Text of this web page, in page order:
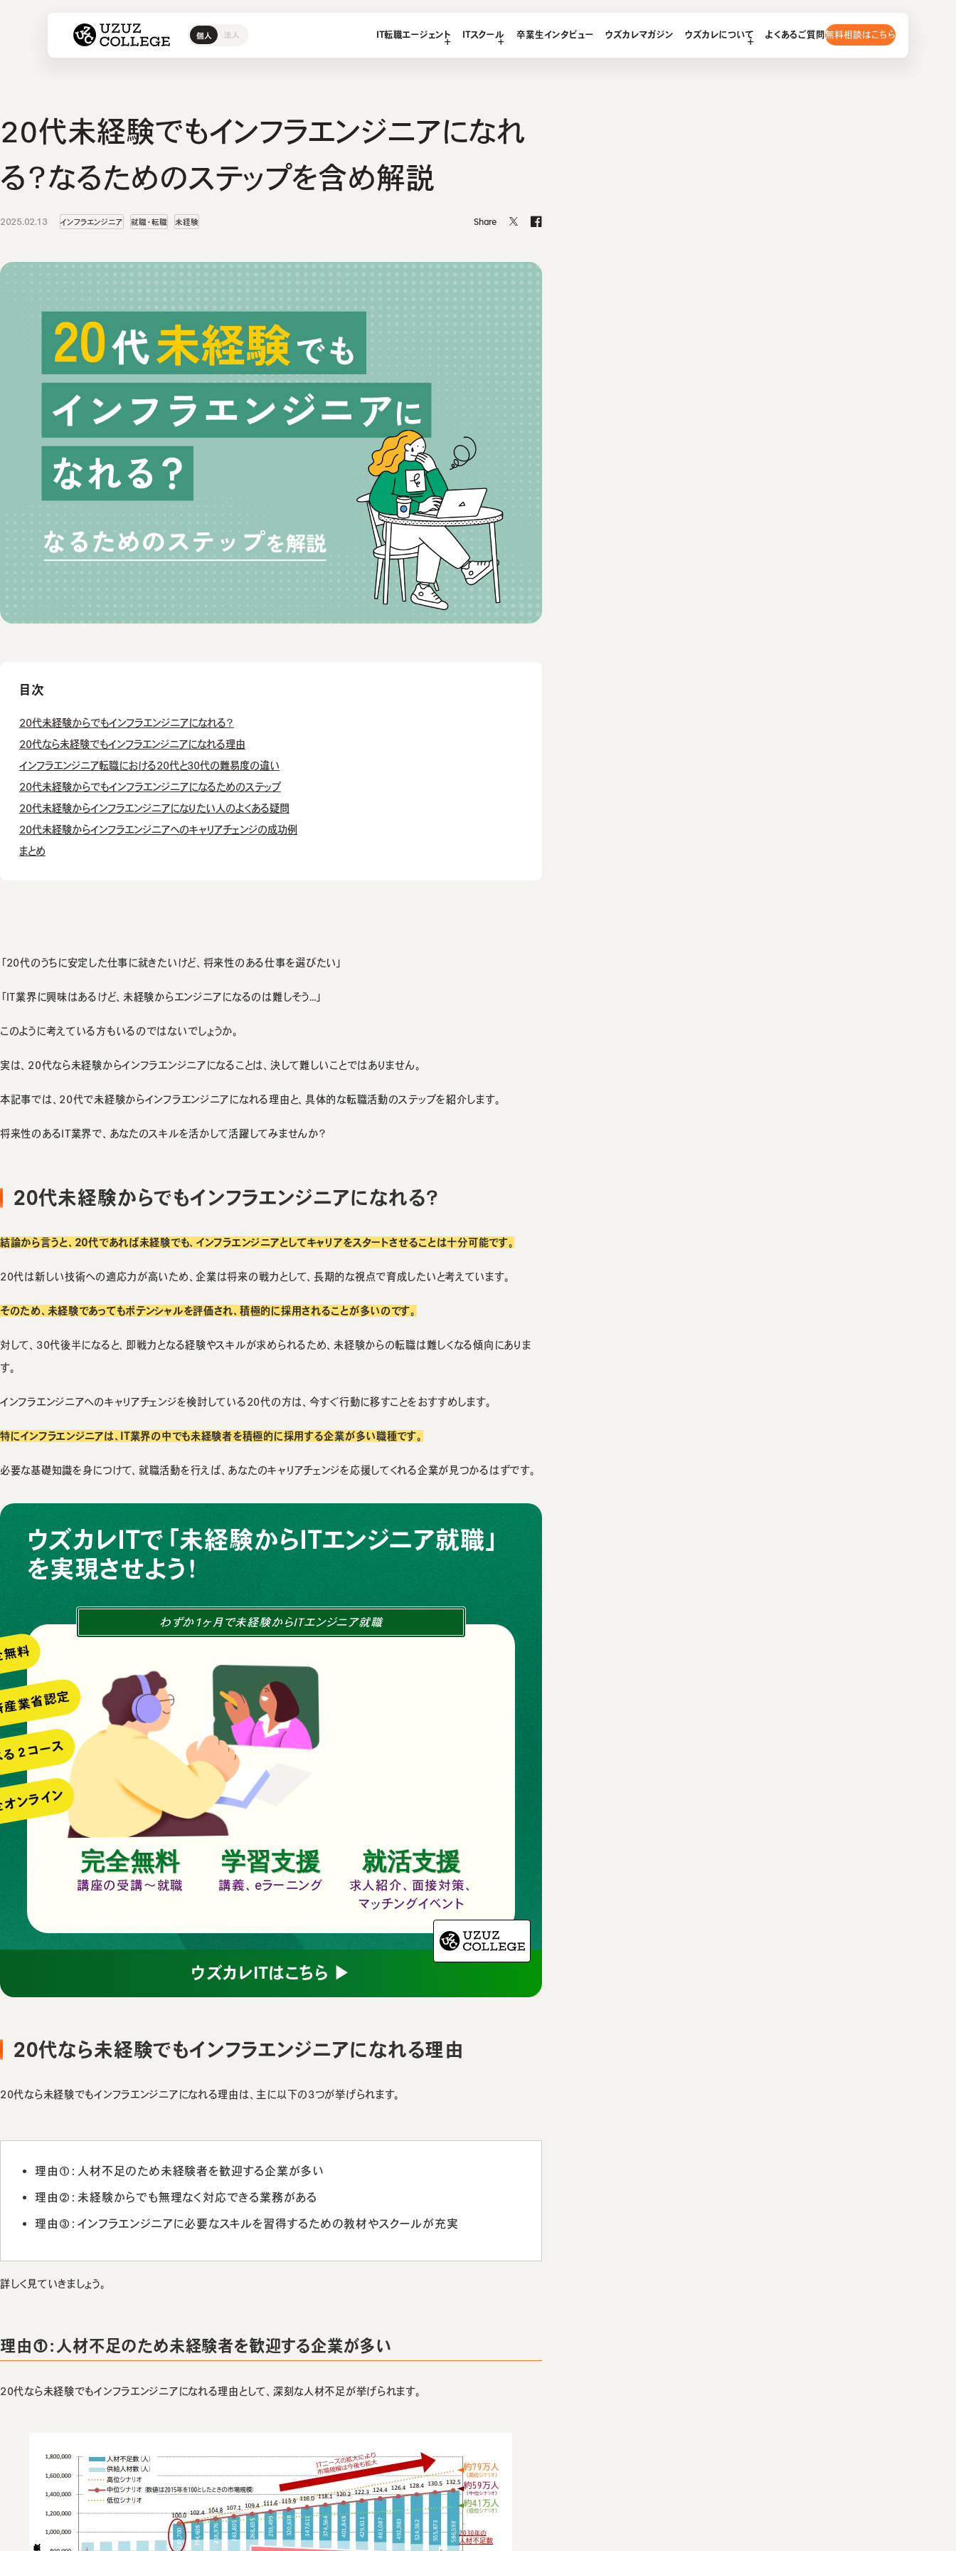
ウズウズカレッジ UZUZ COLLEGE
個人 法人 IT転職エージェント ITスクール 卒業生インタビュー ウズカレマガジン ウズカレについて よくあるご質問 無料相談はこちら
AWSコース
Javaコース
教材コンテンツ
20代未経験でもインフラエンジニアになれ
る？なるためのステップを含め解説
2025.02.13 インフラエンジニア 就職・転職 未経験 Share
目次
20代未経験からでもインフラエンジニアになれる？
20代なら未経験でもインフラエンジニアになれる理由
インフラエンジニア転職における20代と30代の難易度の違い
20代未経験からでもインフラエンジニアになるためのステップ
20代未経験からインフラエンジニアになりたい人のよくある疑問
20代未経験からインフラエンジニアへのキャリアチェンジの成功例
まとめ
「20代のうちに安定した仕事に就きたいけど、将来性のある仕事を選びたい」
「IT業界に興味はあるけど、未経験からエンジニアになるのは難しそう…」
このように考えている方もいるのではないでしょうか。
実は、20代なら未経験からインフラエンジニアになることは、決して難しいことではありません。
本記事では、20代で未経験からインフラエンジニアになれる理由と、具体的な転職活動のステップを紹介します。
将来性のあるIT業界で、あなたのスキルを活かして活躍してみませんか？
20代未経験からでもインフラエンジニアになれる？
結論から言うと、20代であれば未経験でも、インフラエンジニアとしてキャリアをスタートさせることは十分可能です。
20代は新しい技術への適応力が高いため、企業は将来の戦力として、長期的な視点で育成したいと考えています。
そのため、未経験であってもポテンシャルを評価され、積極的に採用されることが多いのです。
対して、30代後半になると、即戦力となる経験やスキルが求められるため、未経験からの転職は難しくなる傾向にありま
す。
インフラエンジニアへのキャリアチェンジを検討している20代の方は、今すぐ行動に移すことをおすすめします。
特にインフラエンジニアは、IT業界の中でも未経験者を積極的に採用する企業が多い職種です。
必要な基礎知識を身につけて、就職活動を行えば、あなたのキャリアチェンジを応援してくれる企業が見つかるはずです。
ウズカレITで「未経験からITエンジニア就職」
を実現させよう！
わずか1ヶ月で未経験からITエンジニア就職
完全無料
講座の受講～就職
学習支援
講義、eラーニング
就活支援
求人紹介、面接対策、
マッチングイベント
料
業省認定
２コース
ンライン
ウズカレITはこちら ▶
20代なら未経験でもインフラエンジニアになれる理由
20代なら未経験でもインフラエンジニアになれる理由は、主に以下の3つが挙げられます。
理由①：人材不足のため未経験者を歓迎する企業が多い
理由②：未経験からでも無理なく対応できる業務がある
理由③：インフラエンジニアに必要なスキルを習得するための教材やスクールが充実
詳しく見ていきましょう。
理由①：人材不足のため未経験者を歓迎する企業が多い
20代なら未経験でもインフラエンジニアになれる理由として、深刻な人材不足が挙げられます。